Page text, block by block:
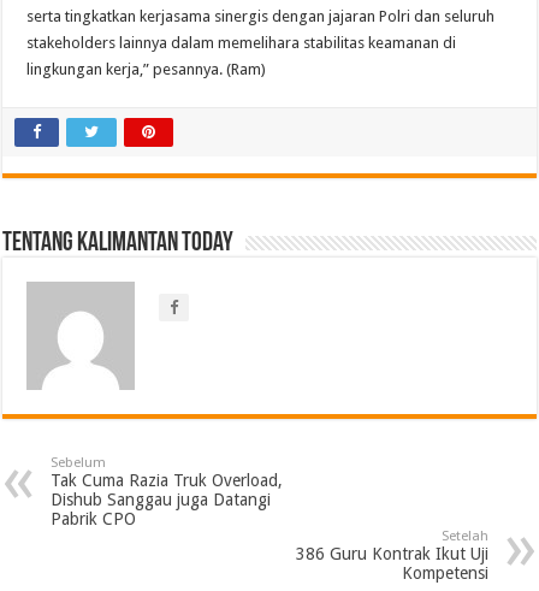
serta tingkatkan kerjasama sinergis dengan jajaran Polri dan seluruh
stakeholders lainnya dalam memelihara stabilitas keamanan di
lingkungan kerja,” pesannya. (Ram)
Tentang Kalimantan Today
Sebelum
Tak Cuma Razia Truk Overload,
Dishub Sanggau juga Datangi
Pabrik CPO
Setelah
386 Guru Kontrak Ikut Uji
Kompetensi